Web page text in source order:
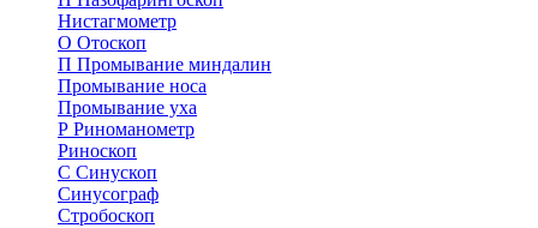
Нистагмометр
О Отоскоп
П Промывание миндалин
Промывание носа
Промывание уха
Р Риноманометр
Риноскоп
С Синускоп
Синусограф
Стробоскоп